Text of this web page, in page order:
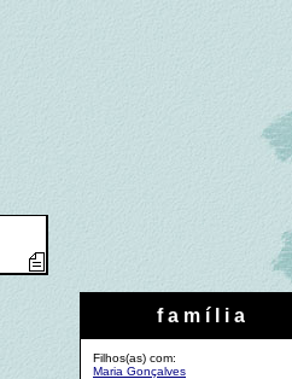
f a m í l i a
Filhos(as) com:
Maria Gonçalves